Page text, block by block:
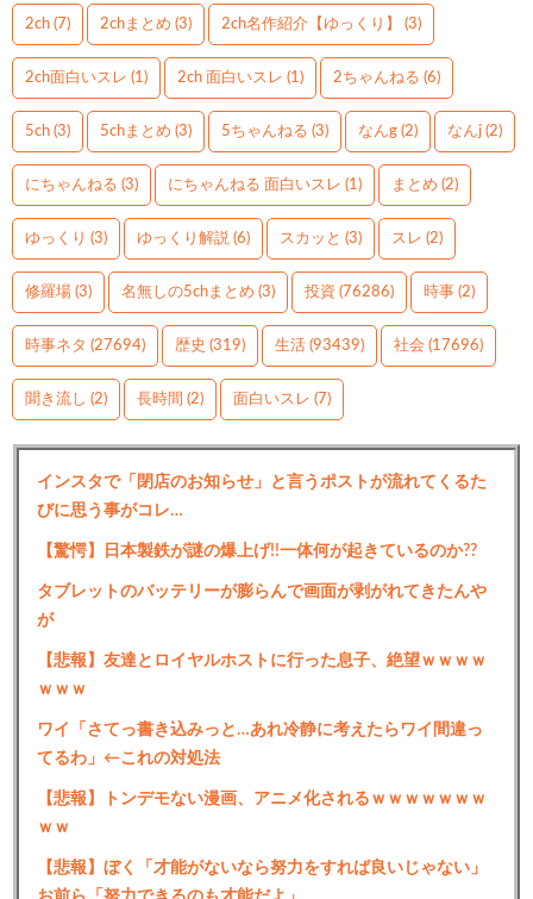
2ch (7) 2chまとめ (3) 2ch名作紹介【ゆっくり】 (3)
2ch面白いスレ (1) 2ch 面白いスレ (1) 2ちゃんねる (6)
5ch (3) 5chまとめ (3) 5ちゃんねる (3) なんg (2) なんj (2)
にちゃんねる (3) にちゃんねる 面白いスレ (1) まとめ (2)
ゆっくり (3) ゆっくり解説 (6) スカッと (3) スレ (2)
修羅場 (3) 名無しの5chまとめ (3) 投資 (76286) 時事 (2)
時事ネタ (27694) 歴史 (319) 生活 (93439) 社会 (17696)
聞き流し (2) 長時間 (2) 面白いスレ (7)
インスタで「閉店のお知らせ」と言うポストが流れてくるた
びに思う事がコレ…
【驚愕】日本製鉄が謎の爆上げ!!一体何が起きているのか??
タブレットのバッテリーが膨らんで画面が剥がれてきたんや
が
【悲報】友達とロイヤルホストに行った息子、絶望ｗｗｗｗ
ｗｗｗ
ワイ「さてっ書き込みっと…あれ冷静に考えたらワイ間違っ
てるわ」←これの対処法
【悲報】トンデモない漫画、アニメ化されるｗｗｗｗｗｗｗ
ｗｗ
【悲報】ぼく「才能がないなら努力をすれば良いじゃない」